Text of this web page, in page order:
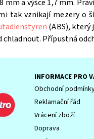
mm a výšce 1,7 mm.
tak vznikají mezery o
(ABS),
chladnout. Přípustná
INFORMACE PRO
Obchodní
Reklamační řád
Vrácení zboží
Doprava